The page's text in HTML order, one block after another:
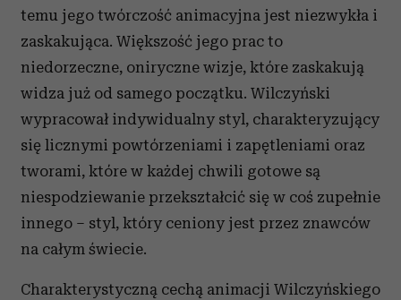
temu jego twórczość animacyjna jest niezwykła i
zaskakująca. Większość jego prac to
niedorzeczne, oniryczne wizje, które zaskakują
widza już od samego początku. Wilczyński
wypracował indywidualny styl, charakteryzujący
się licznymi powtórzeniami i zapętleniami oraz
tworami, które w każdej chwili gotowe są
niespodziewanie przekształcić się w coś zupełnie
innego – styl, który ceniony jest przez znawców
na całym świecie.
Charakterystyczną cechą animacji Wilczyńskiego